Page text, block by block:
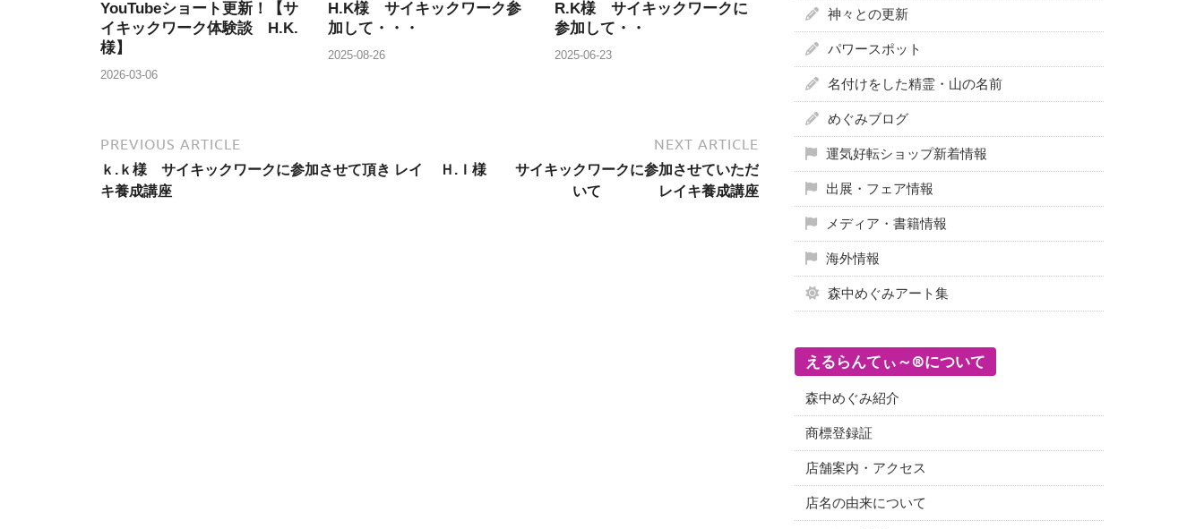
YouTubeショート更新！【サ
イキックワーク体験談 H.K.
様】
2026-03-06
H.K様 サイキックワーク参
加して・・・
2025-08-26
R.K様 サイキックワークに
参加して・・
2025-06-23
PREVIOUS ARTICLE
ｋ.ｋ様 サイキックワークに参加させて頂き レイ
キ養成講座
NEXT ARTICLE
Ｈ.Ｉ様 サイキックワークに参加させていただ
いて レイキ養成講座
神々との更新
パワースポット
名付けをした精霊・山の名前
めぐみブログ
運気好転ショップ新着情報
出展・フェア情報
メディア・書籍情報
海外情報
森中めぐみアート集
えるらんてぃ～®について
森中めぐみ紹介
商標登録証
店舗案内・アクセス
店名の由来について